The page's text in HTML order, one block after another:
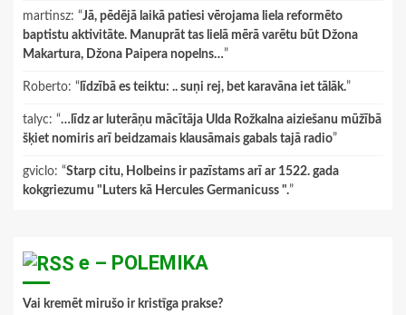
martinsz: “Jā, pēdējā laikā patiesi vērojama liela reformēto
baptistu aktivitāte. Manuprāt tas lielā mērā varētu būt Džona
Makartura, Džona Paipera nopelns…”
Roberto: “ līdzībā es teiktu: .. suņi rej, bet karavāna iet tālāk.”
talyc: “…līdz ar luterāņu mācītāja Ulda Rožkalna aiziešanu mūžībā
šķiet nomiris arī beidzamais klausāmais gabals tajā radio”
gviclo: “Starp citu, Holbeins ir pazīstams arī ar 1522. gada
kokgriezumu "Luters kā Hercules Germanicuss ".”
e – POLEMIKA
Vai kremēt mirušo ir kristīga prakse?